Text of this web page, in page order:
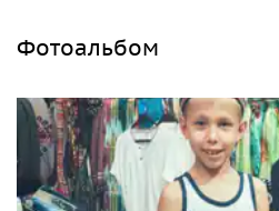
Фотоальбом